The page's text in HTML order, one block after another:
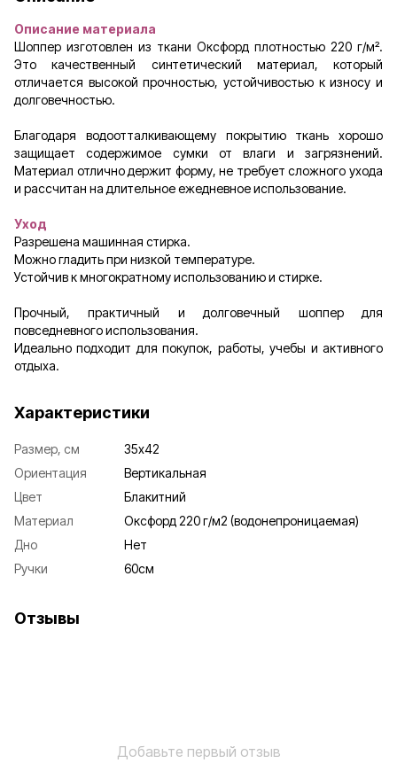
Описание материала
Шоппер изготовлен из ткани Оксфорд плотностью 220 г/м².
Это качественный синтетический материал, который
отличается высокой прочностью, устойчивостью к износу и
долговечностью.
Благодаря водоотталкивающему покрытию ткань хорошо
защищает содержимое сумки от влаги и загрязнений.
Материал отлично держит форму, не требует сложного ухода
и рассчитан на длительное ежедневное использование.
Уход
Разрешена машинная стирка.
Можно гладить при низкой температуре.
Устойчив к многократному использованию и стирке.
Прочный, практичный и долговечный шоппер для
повседневного использования.
Идеально подходит для покупок, работы, учебы и активного
отдыха.
Характеристики
Размер, см
35х42
Ориентация
Вертикальная
Цвет
Блакитний
Материал
Оксфорд 220 г/м2 (водонепроницаемая)
Дно
Нет
Ручки
60см
Отзывы
Добавьте первый отзыв